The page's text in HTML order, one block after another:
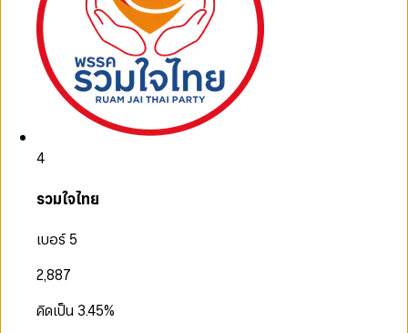
4
รวมใจไทย
เบอร์ 5
2,887
คิดเป็น 3.45%